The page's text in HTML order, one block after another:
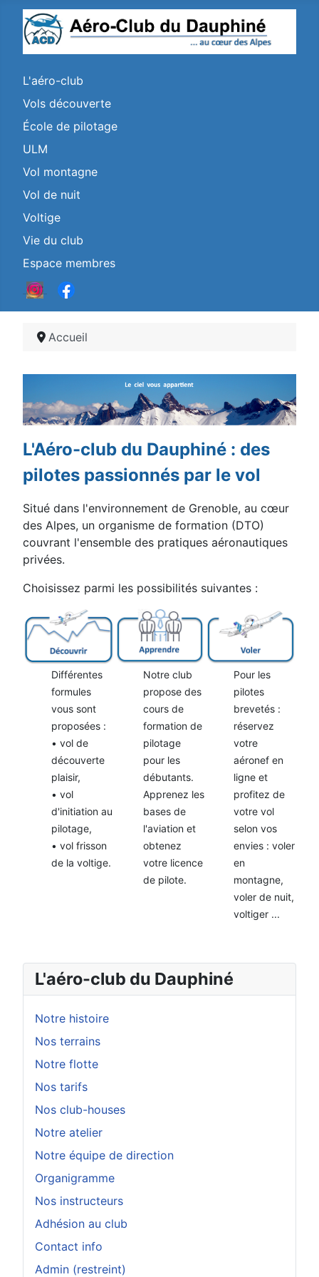
L'aéro-club
Vols découverte
École de pilotage
ULM
Vol montagne
Vol de nuit
Voltige
Vie du club
Espace membres
L'aéro-club du Dauphiné
Notre histoire
Nos terrains
Notre flotte
Nos tarifs
Nos club-houses
Notre atelier
Notre équipe de direction
Organigramme
Nos instructeurs
Adhésion au club
Contact info
Admin (restreint)
Accueil
L'Aéro-club du Dauphiné : des
pilotes passionnés par le vol
Situé dans l'environnement de Grenoble, au cœur
des Alpes, un organisme de formation (DTO)
couvrant l'ensemble des pratiques aéronautiques
privées.
Choisissez parmi les possibilités suivantes :
Différentes
formules
vous sont
proposées :
• vol de
découverte
plaisir,
• vol
d'initiation au
pilotage,
• vol frisson
de la voltige.
Notre club
propose des
cours de
formation de
pilotage
pour les
débutants.
Apprenez les
bases de
l'aviation et
obtenez
votre licence
de pilote.
Pour les
pilotes
brevetés :
réservez
votre
aéronef en
ligne et
profitez de
votre vol
selon vos
envies : voler
en
montagne,
voler de nuit,
voltiger ...